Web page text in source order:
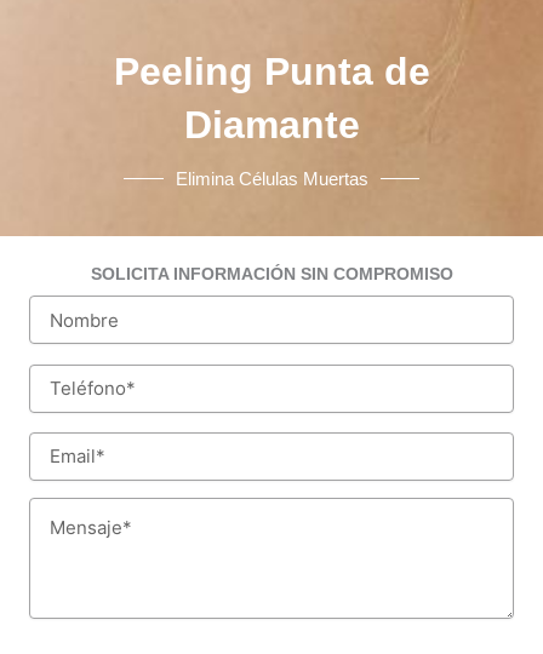
Peeling Punta de
Diamante
Elimina Células Muertas
SOLICITA INFORMACIÓN SIN COMPROMISO